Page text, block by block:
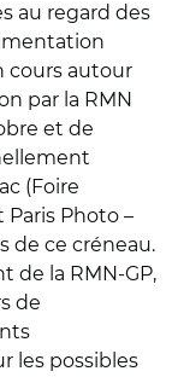
au regard des
cours autour
par la RMN
et de
(Foire
Photo –
de ce créneau.
de la RMN-GP,
de
les possibles